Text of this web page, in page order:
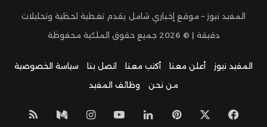
المفيد نيوز – موقع إخباري شامل يقدم تغطية لحظية وتحليلات
دقيقة | © 2026 جميع حقوق الملكية محفوظة
المفيد نيوز أعلن معنا أكتب معنا اتصل بنا
سياسة الخصوصية
من نحن
وظائف المفيد
فيسبوك بينتيريست
لينكدإن‫YouTube
انستقراموسط